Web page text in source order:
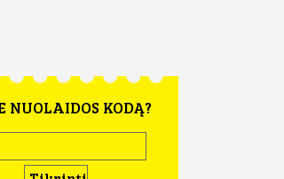
NUOLAIDOS KODĄ?